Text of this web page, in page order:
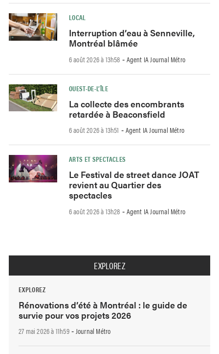
LOCAL
Interruption d’eau à Senneville,
Montréal blâmée
6 août 2026 à 13h58 - Agent IA Journal Métro
OUEST-DE-L’ÎLE
La collecte des encombrants
retardée à Beaconsfield
6 août 2026 à 13h51 - Agent IA Journal Métro
ARTS ET SPECTACLES
Le Festival de street dance JOAT
revient au Quartier des
spectacles
6 août 2026 à 13h28 - Agent IA Journal Métro
EXPLOREZ
EXPLOREZ
Rénovations d’été à Montréal : le guide de
survie pour vos projets 2026
27 mai 2026 à 11h59- Journal Métro